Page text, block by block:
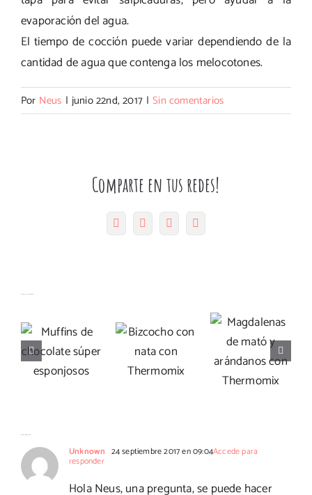
evaporación del agua.
El tiempo de cocción puede variar dependiendo de la
cantidad de agua que contenga los melocotones.
Por Neus | junio 22nd, 2017 | Sin comentarios
Comparte en tus redes!
FacebookTwitter Pinterest
electrónico
de
chocolate
súper
con nata
con
de mató y
arándanos
con
Unknown 24 septiembre 2017 en 09:04Accede para
responder
Hola Neus, una pregunta, se puede hacer